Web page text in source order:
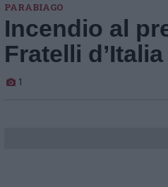
PARABIAGO
Incendio al
Fratelli
1